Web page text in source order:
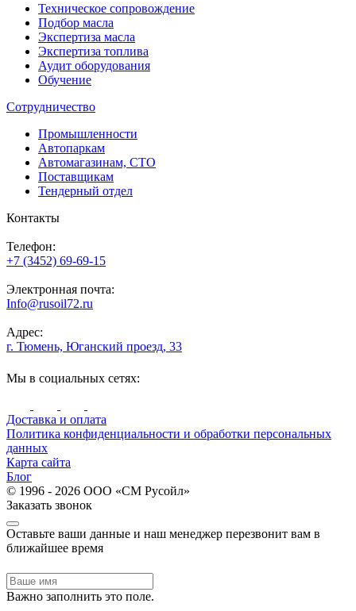
Техническое сопровождение
Подбор масла
Экспертиза масла
Экспертиза топлива
Аудит оборудования
Обучение
Сотрудничество
Промышленности
Автопаркам
Автомагазинам, СТО
Поставщикам
Тендерный отдел
Контакты
Телефон:
+7 (3452) 69-69-15
Электронная почта:
Info@rusoil72.ru
Адрес:
г. Тюмень, Юганский проезд, 33
Мы в социальных сетях:
Доставка и оплата
Политика конфиденциальности и обработки персональных
данных
Карта сайта
Блог
© 1996 - 2026 ООО «СМ Русойл»
Заказать звонок
Оставьте ваши данные и наш менеджер перезвонит вам в
ближайшее время
Важно заполнить это поле.